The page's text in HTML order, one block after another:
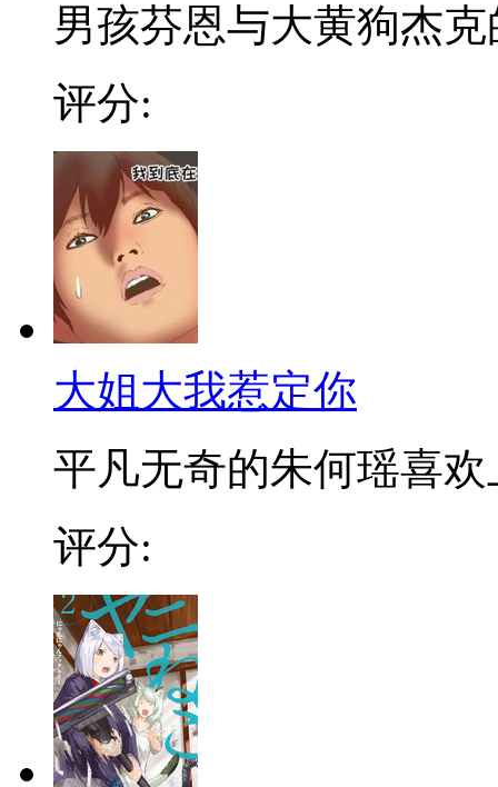
男孩芬恩与大黄狗杰克
评分:
大姐大我惹定你
平凡无奇的朱何瑶喜欢
评分: